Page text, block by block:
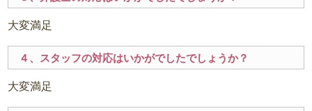
大変満足
４、スタッフの対応はいかがでしたでしょうか？
大変満足